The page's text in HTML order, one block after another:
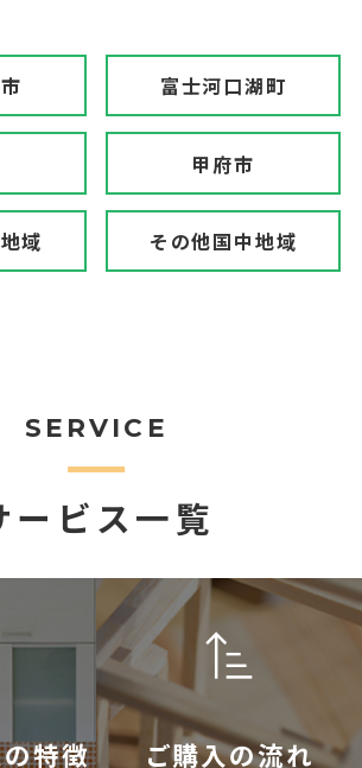
富士河口湖町
甲府市
域 その他国中地域
SERVICE
ービス一覧
特徴 ご購入の流れ